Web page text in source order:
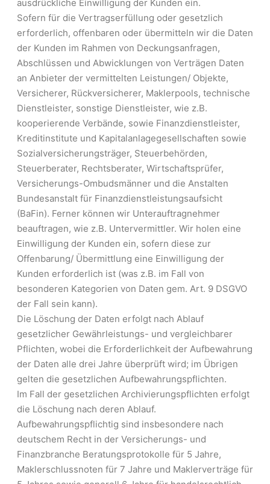
ausdrückliche Einwilligung der Kunden ein.
Sofern für die Vertragserfüllung oder gesetzlich
erforderlich, offenbaren oder übermitteln wir die Daten
der Kunden im Rahmen von Deckungsanfragen,
Abschlüssen und Abwicklungen von Verträgen Daten
an Anbieter der vermittelten Leistungen/ Objekte,
Versicherer, Rückversicherer, Maklerpools, technische
Dienstleister, sonstige Dienstleister, wie z.B.
kooperierende Verbände, sowie Finanzdienstleister,
Kreditinstitute und Kapitalanlagegesellschaften sowie
Sozialversicherungsträger, Steuerbehörden,
Steuerberater, Rechtsberater, Wirtschaftsprüfer,
Versicherungs-Ombudsmänner und die Anstalten
Bundesanstalt für Finanzdienstleistungsaufsicht
(BaFin). Ferner können wir Unterauftragnehmer
beauftragen, wie z.B. Untervermittler. Wir holen eine
Einwilligung der Kunden ein, sofern diese zur
Offenbarung/ Übermittlung eine Einwilligung der
Kunden erforderlich ist (was z.B. im Fall von
besonderen Kategorien von Daten gem. Art. 9 DSGVO
der Fall sein kann).
Die Löschung der Daten erfolgt nach Ablauf
gesetzlicher Gewährleistungs- und vergleichbarer
Pflichten, wobei die Erforderlichkeit der Aufbewahrung
der Daten alle drei Jahre überprüft wird; im Übrigen
gelten die gesetzlichen Aufbewahrungspflichten.
Im Fall der gesetzlichen Archivierungspflichten erfolgt
die Löschung nach deren Ablauf.
Aufbewahrungspflichtig sind insbesondere nach
deutschem Recht in der Versicherungs- und
Finanzbranche Beratungsprotokolle für 5 Jahre,
Maklerschlussnoten für 7 Jahre und Maklerverträge für